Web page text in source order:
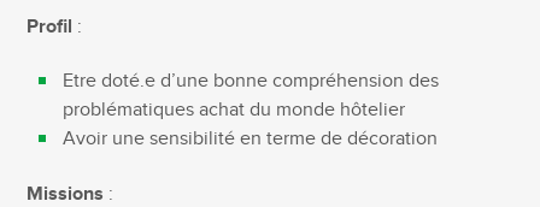
Profil :
Etre doté.e d’une bonne compréhension des
problématiques achat du monde hôtelier
Avoir une sensibilité en terme de décoration
Missions :